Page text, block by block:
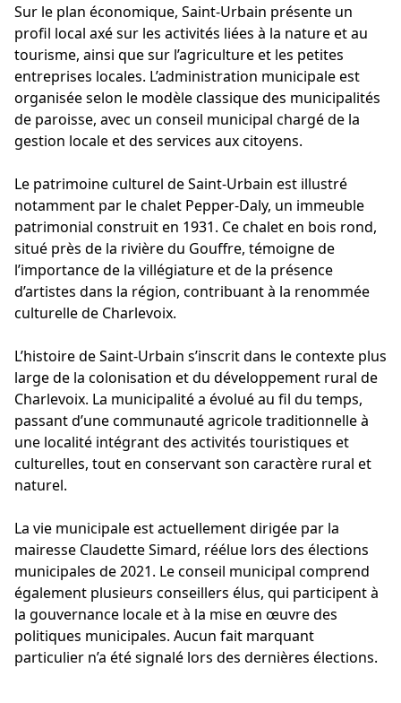
Sur le plan économique, Saint-Urbain présente un
profil local axé sur les activités liées à la nature et au
tourisme, ainsi que sur l’agriculture et les petites
entreprises locales. L’administration municipale est
organisée selon le modèle classique des municipalités
de paroisse, avec un conseil municipal chargé de la
gestion locale et des services aux citoyens.
Le patrimoine culturel de Saint-Urbain est illustré
notamment par le chalet Pepper-Daly, un immeuble
patrimonial construit en 1931. Ce chalet en bois rond,
situé près de la rivière du Gouffre, témoigne de
l’importance de la villégiature et de la présence
d’artistes dans la région, contribuant à la renommée
culturelle de Charlevoix.
L’histoire de Saint-Urbain s’inscrit dans le contexte plus
large de la colonisation et du développement rural de
Charlevoix. La municipalité a évolué au fil du temps,
passant d’une communauté agricole traditionnelle à
une localité intégrant des activités touristiques et
culturelles, tout en conservant son caractère rural et
naturel.
La vie municipale est actuellement dirigée par la
mairesse Claudette Simard, réélue lors des élections
municipales de 2021. Le conseil municipal comprend
également plusieurs conseillers élus, qui participent à
la gouvernance locale et à la mise en œuvre des
politiques municipales. Aucun fait marquant
particulier n’a été signalé lors des dernières élections.